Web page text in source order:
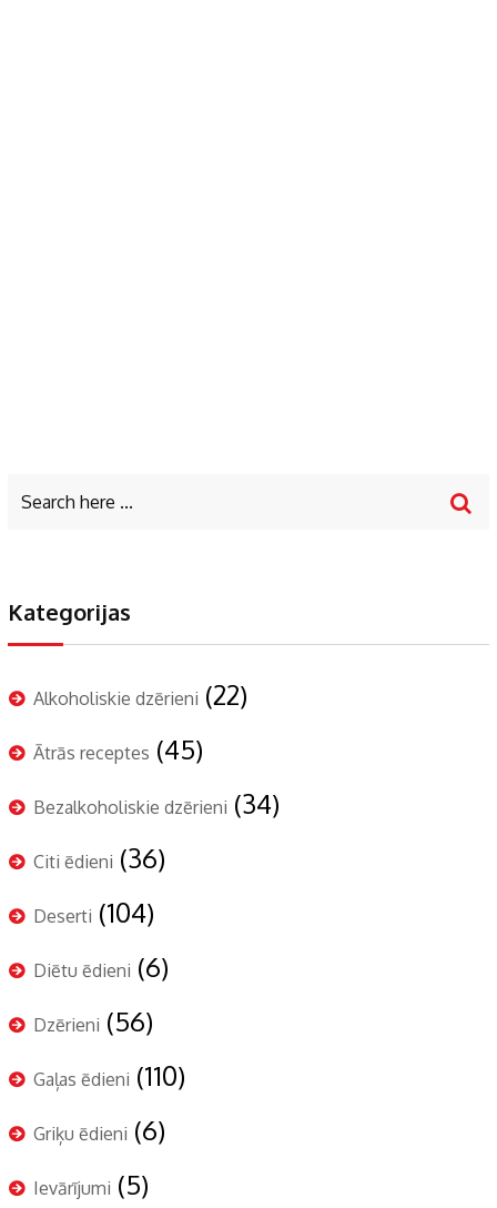
Kategorijas
Alkoholiskie dzērieni (22)
Ātrās receptes (45)
Bezalkoholiskie dzērieni (34)
Citi ēdieni (36)
Deserti (104)
Diētu ēdieni (6)
Dzērieni (56)
Gaļas ēdieni (110)
Griķu ēdieni (6)
Ievārījumi (5)